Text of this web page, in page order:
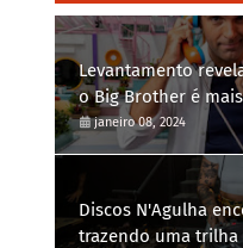
Levantamento
o Big Brother é
Brasil
janeiro 08, 2024
Discos N'Agulha
trazendo uma trilha